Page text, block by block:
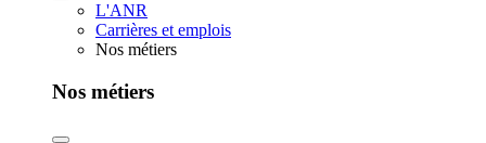
L'ANR
Carrières et emplois
Nos métiers
Nos métiers